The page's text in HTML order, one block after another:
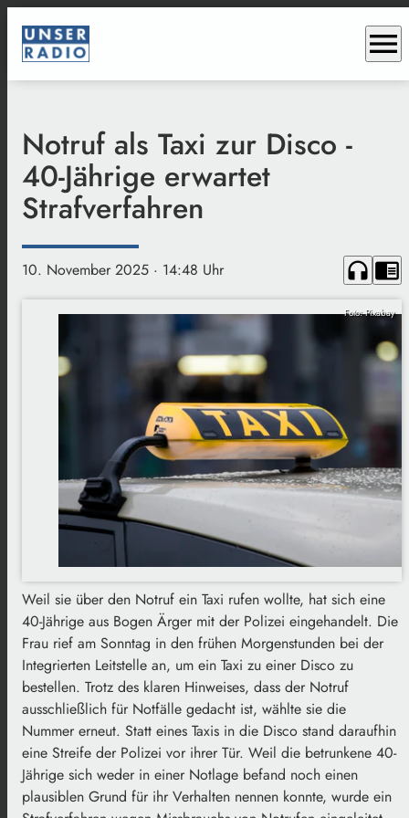
menu
Notruf als Taxi zur Disco -
40-Jährige erwartet
Strafverfahren
10. November 2025 · 14:48 Uhr headphones chrome_reader_mode
Foto: Pixabay
Weil sie über den Notruf ein Taxi rufen wollte, hat sich eine
40-Jährige aus Bogen Ärger mit der Polizei eingehandelt. Die
Frau rief am Sonntag in den frühen Morgenstunden bei der
Integrierten Leitstelle an, um ein Taxi zu einer Disco zu
bestellen. Trotz des klaren Hinweises, dass der Notruf
ausschließlich für Notfälle gedacht ist, wählte sie die
Nummer erneut. Statt eines Taxis in die Disco stand daraufhin
eine Streife der Polizei vor ihrer Tür. Weil die betrunkene 40-
Jährige sich weder in einer Notlage befand noch einen
plausiblen Grund für ihr Verhalten nennen konnte, wurde ein